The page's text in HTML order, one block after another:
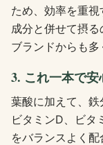
ため、効率を重
成分と併せて摂
ブランドからも多
3. これ一本で
葉酸に加えて、鉄
ビタミンD、ビタ
をバランスよく